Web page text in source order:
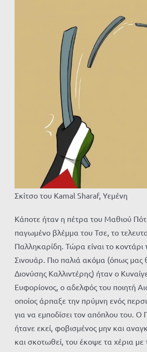
Σκίτσο του Kamal Sharaf, Υεμένη
Κάποτε ήταν η πέτρα του Μαθιού
παγωμένο βλέμμα του Τσε, το
Παλληκαρίδη. Τώρα είναι το κοντάρι
Σινουάρ. Πιο παλιά ακόμα (όπως μας
Διονύσης Καλλιντέρης) ήταν ο
Ευφορίονος, ο αδελφός του ποιητή
οποίος άρπαξε την πρύμνη ενός
για να εμποδίσει τον απόπλου του. Ο
ήτανε εκεί, φοβισμένος μην και
και σκοτωθεί, του έκοψε τα χέρια με